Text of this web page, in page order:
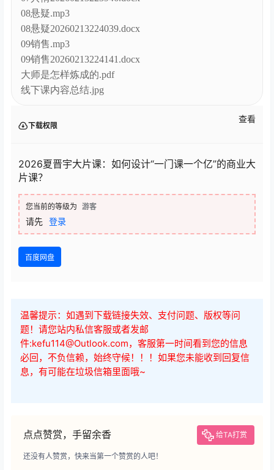
08悬疑.mp3
08悬疑20260213224039.docx
09销售.mp3
09销售20260213224141.docx
大师是怎样炼成的.pdf
线下课内容总结.jpg
下载权限
查看
2026夏晋宇大片课：如何设计“一门课一个亿”的商业大
片课？
您当前的等级为 游客
请先 登录
百度网盘
温馨提示：如遇到下载链接失效、支付问题、版权等问
题！请您站内私信客服或者发邮
件:kefu114@Outlook.com，客服第一时间看到您的信息
必回，不负信赖，始终守候！！！如果您未能收到回复信
息，有可能在垃圾信箱里面哦~
点点赞赏，手留余香 给TA打赏
还没有人赞赏，快来当第一个赞赏的人吧！